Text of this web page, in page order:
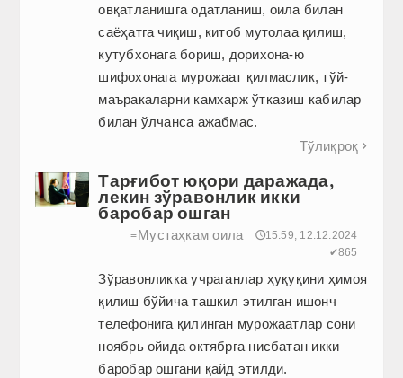
овқатланишга одатланиш, оила билан
саёҳатга чиқиш, китоб мутолаа қилиш,
кутубхонага бориш, дорихона-ю
шифохонага мурожаат қилмаслик, тўй-
маъракаларни камхарж ўтказиш кабилар
билан ўлчанса ажабмас.
Тўлиқроқ 
Тарғибот юқори даражада,
лекин зўравонлик икки
баробар ошган
≡Мустаҳкам оила
🕔15:59, 12.12.2024
✔865
Зўравонликка учраганлар ҳуқуқини ҳимоя
қилиш бўйича ташкил этилган ишонч
телефонига қилинган мурожаатлар сони
ноябрь ойида октябрга нисбатан икки
баробар ошгани қайд этилди.